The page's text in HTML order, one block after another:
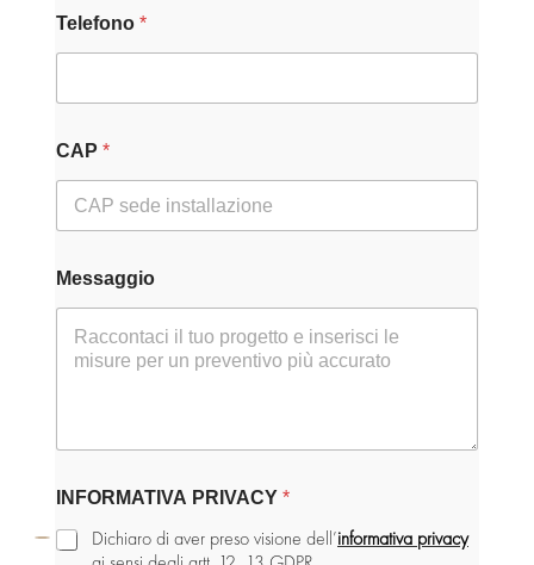
Telefono *
CAP *
A
P
T
e
l
e
Messaggio
INFORMATIVA PRIVACY *
Dichiaro di aver preso visione dell’informativa privacy